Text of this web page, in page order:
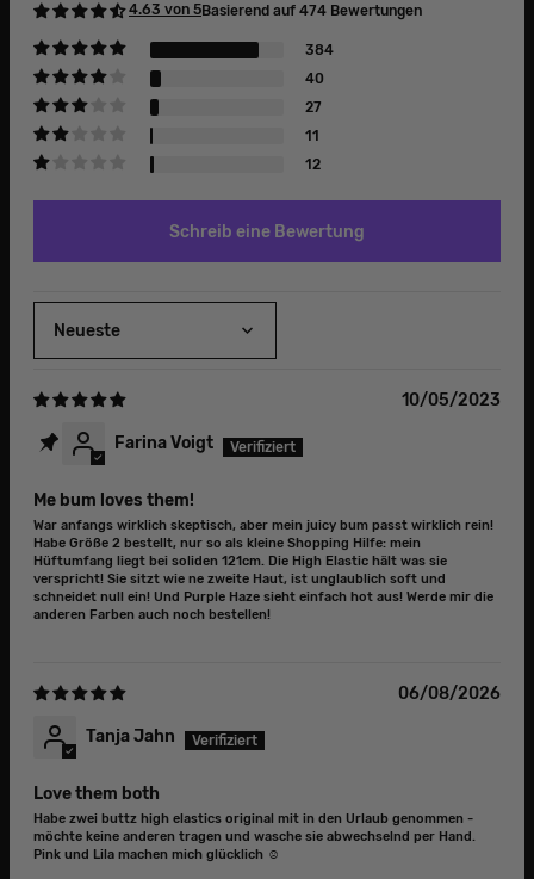
4.63 von 5Basierend auf 474 Bewertungen
384
40
27
11
12
Schreib eine Bewertung
Sort by
10/05/2023
Farina Voigt
Me bum loves them!
War anfangs wirklich skeptisch, aber mein juicy bum passt wirklich rein!
Habe Größe 2 bestellt, nur so als kleine Shopping Hilfe: mein
Hüftumfang liegt bei soliden 121cm. Die High Elastic hält was sie
verspricht! Sie sitzt wie ne zweite Haut, ist unglaublich soft und
schneidet null ein! Und Purple Haze sieht einfach hot aus! Werde mir die
anderen Farben auch noch bestellen!
06/08/2026
Tanja Jahn
Love them both
Habe zwei buttz high elastics original mit in den Urlaub genommen -
möchte keine anderen tragen und wasche sie abwechselnd per Hand.
Pink und Lila machen mich glücklich ☺️